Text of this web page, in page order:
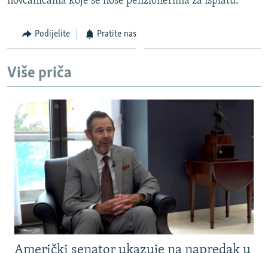
TRI DECENIJE OD RATA U BIH
NASTANAK I RASPAD JUGOSLAVIJE
Podijelite Pratite nas
Više priča
Američki senator ukazuje na napredak u